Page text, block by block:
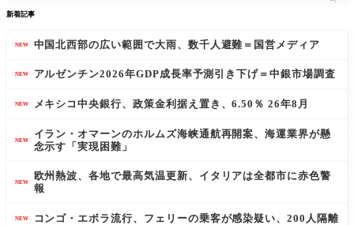
新着記事
NEW 中国北西部の広い範囲で大雨、数千人避難＝国営メディア
NEW アルゼンチン2026年GDP成長率予測引き下げ＝中銀市場調査
NEW メキシコ中央銀行、政策金利据え置き、6.50％ 26年8月
NEW
イラン・オマーンのホルムズ海峡通航再開案、海運業界が懸
念示す「実現困難」
NEW
欧州熱波、各地で最高気温更新、イタリアは全都市に赤色警
報
NEW コンゴ・エボラ流行、フェリーの乗客が感染疑い、200人隔離